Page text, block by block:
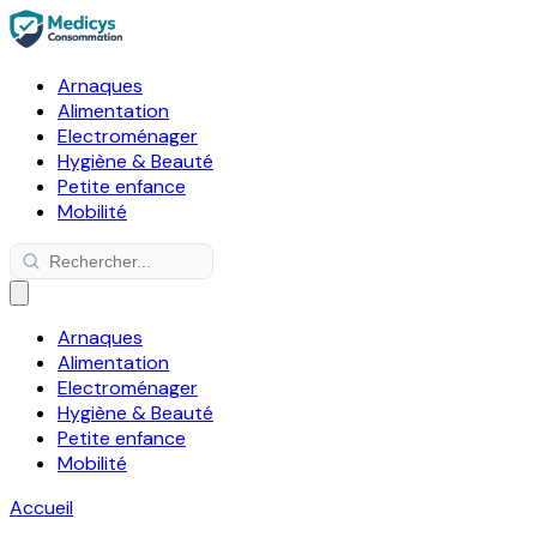
Arnaques
Alimentation
Electroménager
Hygiène & Beauté
Petite enfance
Mobilité
Arnaques
Alimentation
Electroménager
Hygiène & Beauté
Petite enfance
Mobilité
Accueil